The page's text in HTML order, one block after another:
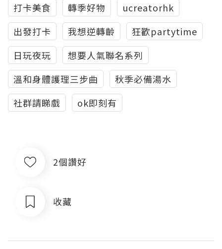
打卡美食
轉季好物
ucreatorhk
出發打卡
我想逆轉齡
狂歡partytime
日玩夜玩
想要人氣聯名系列
溫和身體護理三步曲
秋季必備湯水
社群請睇戲
ok即刻有
2個讚好
收藏